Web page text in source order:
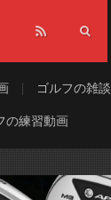
ゴルフの雑談
の練習動画